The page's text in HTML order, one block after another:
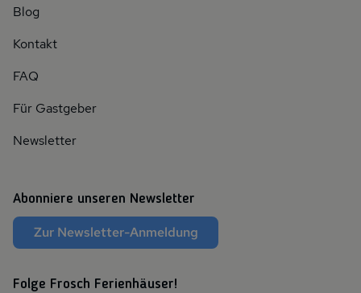
Blog
Kontakt
FAQ
Für Gastgeber
Newsletter
Abonniere unseren Newsletter
Zur Newsletter-Anmeldung
Folge Frosch Ferienhäuser!